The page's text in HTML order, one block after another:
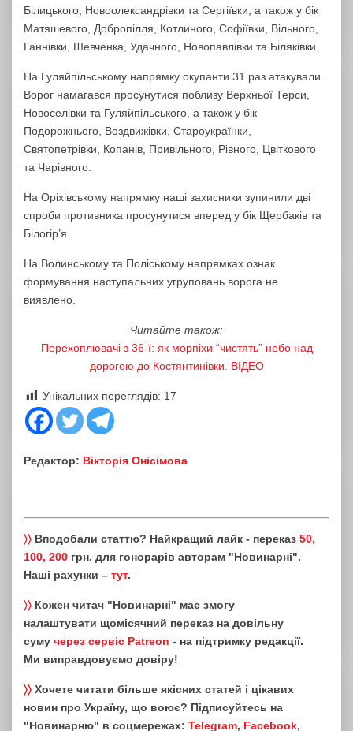
Білицького, Новоолександрівки та Сергіївки, а також у бік
Матяшевого, Добропілля, Котлиного, Софіївки, Вільного,
Ганнівки, Шевченка, Удачного, Новопавлівки та Біляківки.
На Гуляйпільському напрямку окупанти 31 раз атакували.
Ворог намагався просунутися поблизу Верхньої Терси,
Новоселівки та Гуляйпільського, а також у бік
Подорожнього, Воздвижівки, Староукраїнки,
Святопетрівки, Копанів, Привільного, Рівного, Цвіткового
та Чарівного.
На Оріхівському напрямку наші захисники зупинили дві
спроби противника просунутися вперед у бік Щербаків та
Білогір’я.
На Волинському та Поліському напрямках ознак
формування наступальних угруповань ворога не
виявлено.
Читайте також:
Перехоплювачі з 36-ї: як морпіхи “чистять” небо над
дорогою до Костянтинівки. ВІДЕО
Унікальних переглядів: 17
Редактор: Вікторія Онісімова
〉〉 Вподобали статтю? Найкращий лайк - переказ 50,
100, 200 грн. для гонорарів авторам "Новинарні".
Наші рахунки – тут.
〉〉 Кожен читач "Новинарні" має змогу
налаштувати щомісячний переказ на довільну
суму через сервіс Patreon - на підтримку редакції.
Ми виправдовуємо довіру!
〉〉 Хочете читати більше якісних статей і цікавих
новин про Україну, що воює? Підписуйтесь на
"Новинарню" в соцмережах: Telegram, Facebook,